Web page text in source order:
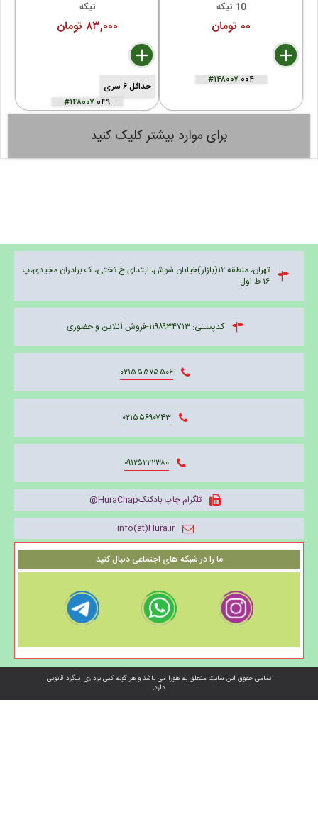
تیکه
۸۳,۰۰۰ تومان
delete
remove
add
حداقل ۶ سری
#۱۴۸۰۰۷۰۴۹
10 تیکه
۰۰ تومان
delete
remove
add
#۱۴۸۰۰۷۰۰۴
برای موارد بیشتر کلیک کنید
تهران، منطقه ۱۲(بازار)خیابان شوش، ابتدای خ تختی، ک برادران مجیدی،پ
۱۶ ط اول
کدپستی: ۱۱۹۸۹۳۴۷۱۳-فروش آنلاین و حضوری
۰۲۱۵۵۵۷۵۵۰۶
۰۲۱۵۵۶۹۰۷۴۳
۰۹۱۲۵۲۲۲۳۸۰
تلگرام چاپ بادکنکHuraChap@
info(at)Hura.ir
ما را در شبکه های اجتماعی دنبال کنید
تمامی حقوق این سایت متعلق به هورا می باشد و هر گونه کپی برداری پیگرد قانونی
دارد.